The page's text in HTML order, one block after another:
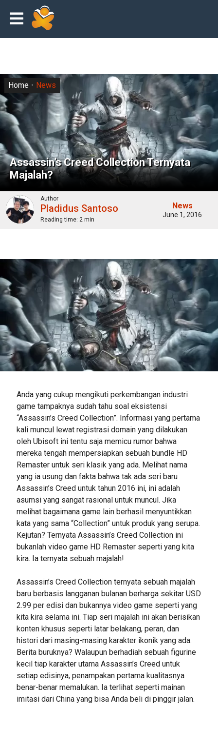
Assassin’s Creed Collection Ternyata
Majalah?
Home News
Author
Pladidus Santoso
Reading time: 2 min
News
June 1, 2016
Anda yang cukup mengikuti perkembangan industri
game tampaknya sudah tahu soal eksistensi
“Assassin’s Creed Collection”. Informasi yang pertama
kali muncul lewat registrasi domain yang dilakukan
oleh Ubisoft ini tentu saja memicu rumor bahwa
mereka tengah mempersiapkan sebuah bundle HD
Remaster untuk seri klasik yang ada. Melihat nama
yang ia usung dan fakta bahwa tak ada seri baru
Assassin’s Creed untuk tahun 2016 ini, ini adalah
asumsi yang sangat rasional untuk muncul. Jika
melihat bagaimana game lain berhasil menyuntikkan
kata yang sama “Collection” untuk produk yang serupa.
Kejutan? Ternyata Assassin’s Creed Collection ini
bukanlah video game HD Remaster seperti yang kita
kira. Ia ternyata sebuah majalah!
Assassin’s Creed Collection ternyata sebuah majalah
baru berbasis langganan bulanan berharga sekitar USD
2.99 per edisi dan bukannya video game seperti yang
kita kira selama ini. Tiap seri majalah ini akan berisikan
konten khusus seperti latar belakang, peran, dan
histori dari masing-masing karakter ikonik yang ada.
Berita buruknya? Walaupun berhadiah sebuah figurine
kecil tiap karakter utama Assassin’s Creed untuk
setiap edisinya, penampakan pertama kualitasnya
benar-benar memalukan. Ia terlihat seperti mainan
imitasi dari China yang bisa Anda beli di pinggir jalan.